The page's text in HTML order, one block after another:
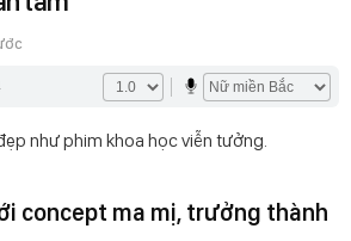
như phim khoa học viễn tưởng.
concept ma mị, trưởng thành